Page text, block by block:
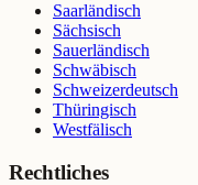
Saarländisch
Sächsisch
Sauerländisch
Schwäbisch
Schweizerdeutsch
Thüringisch
Westfälisch
Rechtliches